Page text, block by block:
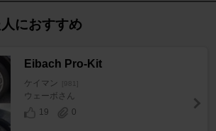
におすすめ
Eibach Pro-Kit
ケイマン
ウェーボさん
19
0